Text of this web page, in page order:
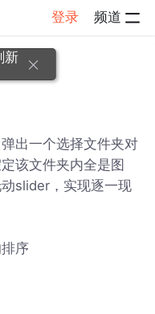
登录 频道
出一个选择文件夹对
该文件夹内全是图
slider，实现逐一现
序
新